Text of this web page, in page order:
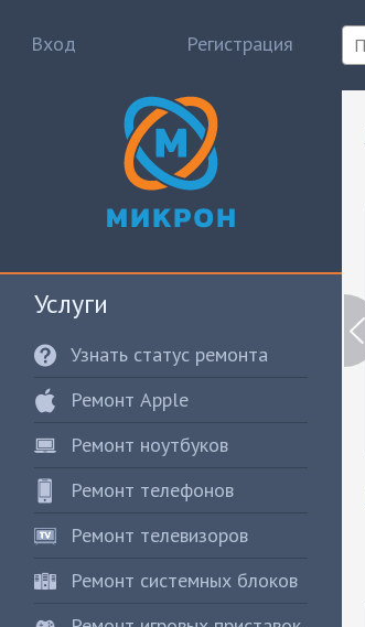
Вход Регистрация
Услуги
Узнать статус ремонта
Ремонт Apple
Ремонт ноутбуков
Ремонт телефонов
Ремонт телевизоров
Ремонт системных блоков
блоков